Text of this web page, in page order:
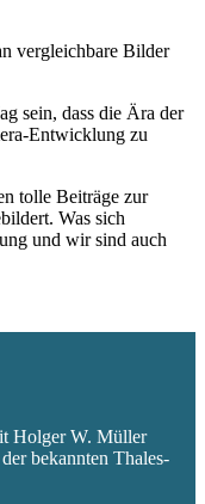
vergleichbare Bilder
sein, dass die Ära der
Entwicklung zu
tolle Beiträge zur
Was sich
und wir sind auch
Holger W. Müller
bekannten Thales-